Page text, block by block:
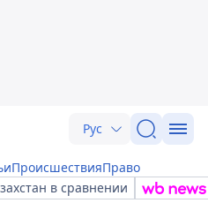
Рус
ПроисшествияПраво
в сравнении